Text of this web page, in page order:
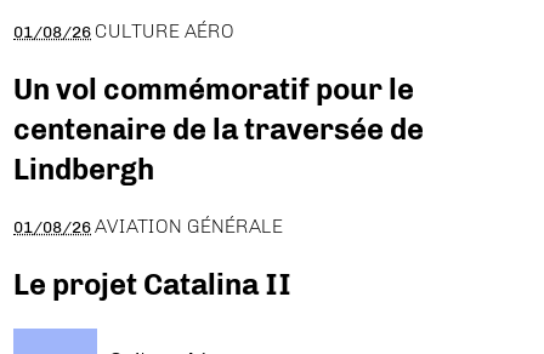
01/08/26 CULTURE AÉRO
Un vol commémoratif pour le
centenaire de la traversée de
Lindbergh
01/08/26 AVIATION GÉNÉRALE
Le projet Catalina II